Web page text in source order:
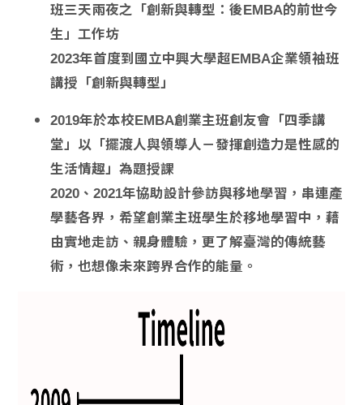
班三天兩夜之「創新與轉型：後EMBA的前世今
生」工作坊
2023年首度到國立中興大學超EMBA企業領袖班
講授「創新與轉型」
2019年於本校EMBA創業主班創友會「四季講
堂」以「擺渡人與領導人－發揮創造力是性感的
生活情趣」為題授課
2020、2021年協助設計參訪與移地學習，串連產
學藝各界，希望創業主班學生於移地學習中，藉
由實地走訪、親身體驗，更了解臺灣的傳統藝
術，也想像未來跨界合作的能量。